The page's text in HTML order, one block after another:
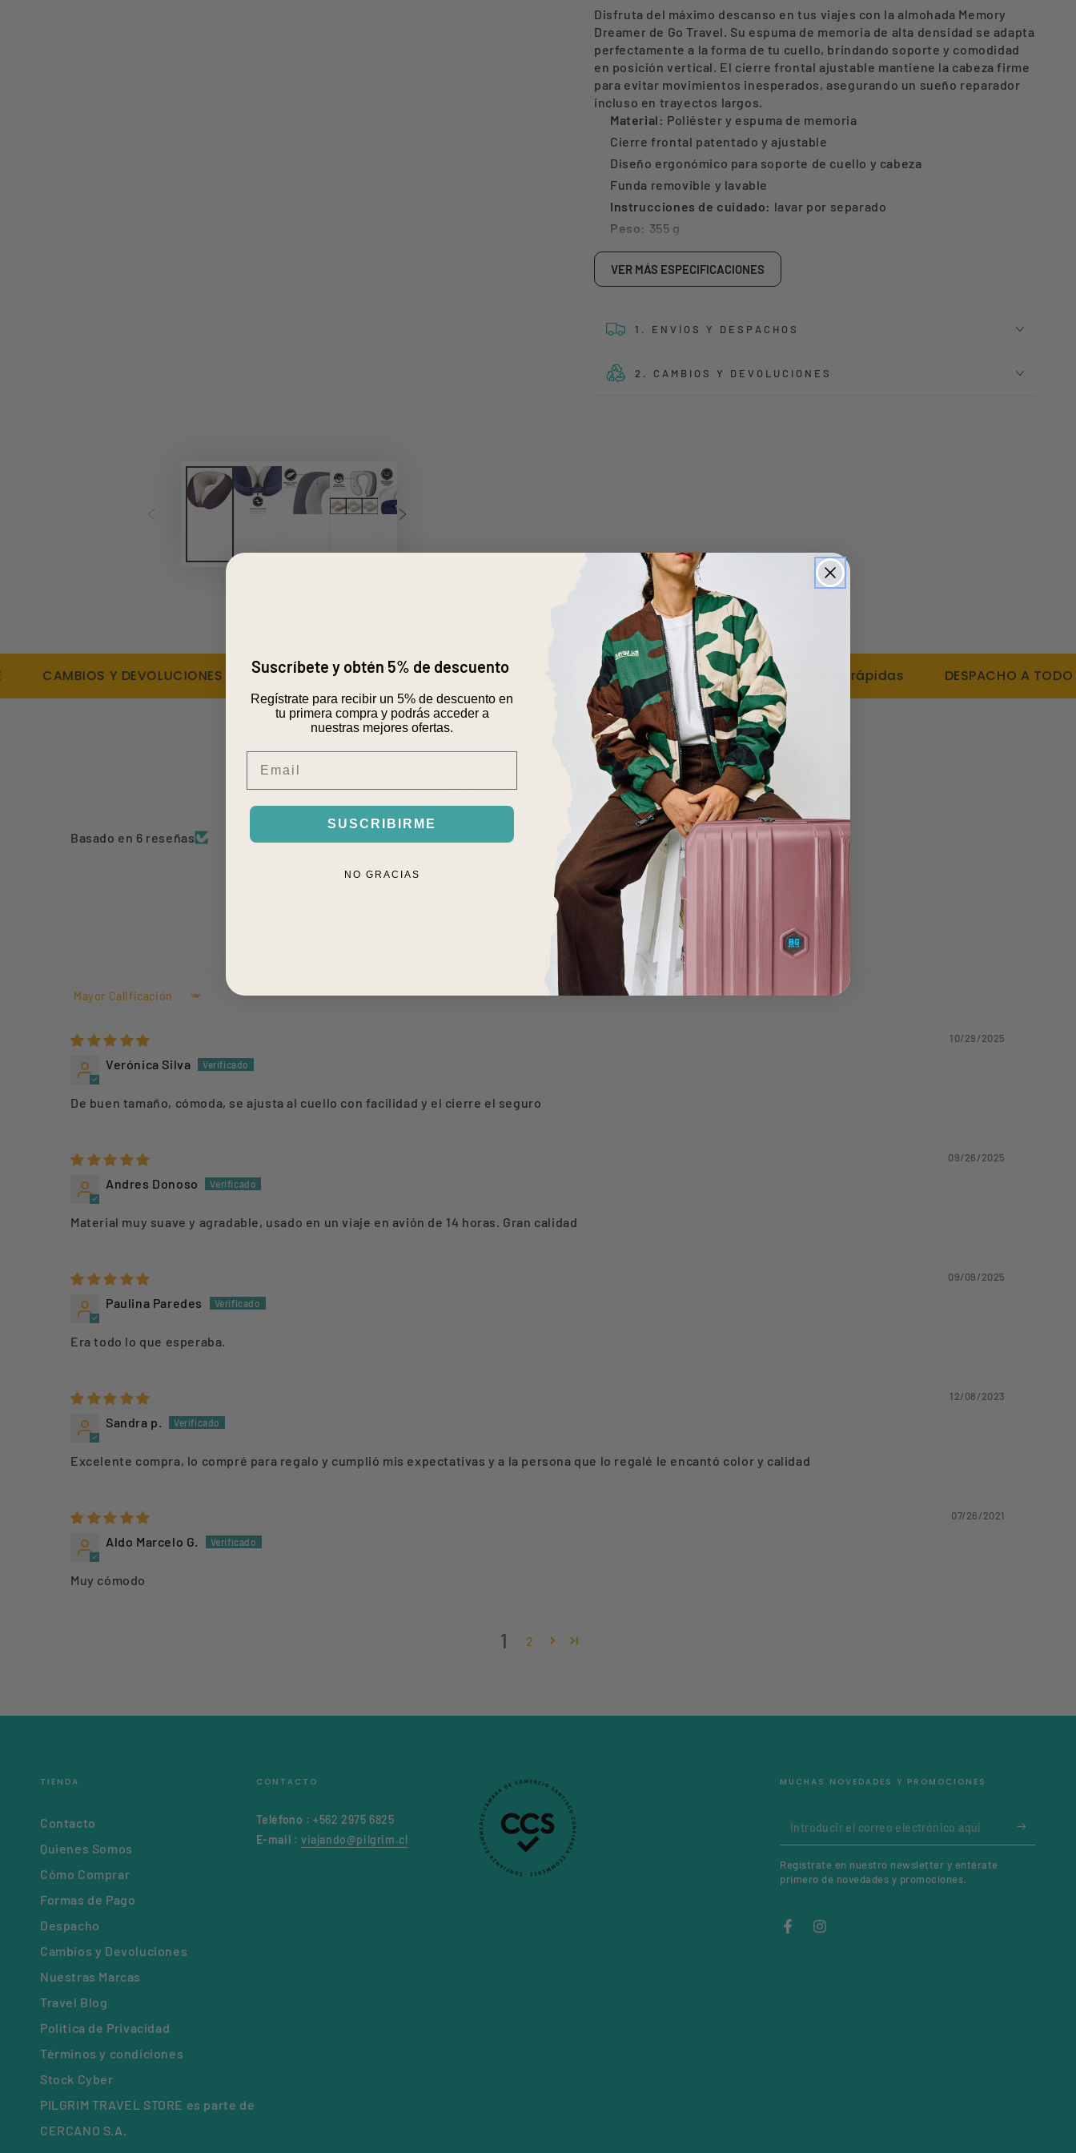
Viaje
Memory
Dreamer
Espuma
Go
Viaje
Memory
Dreamer
Espuma
Go
Disfruta del máximo descanso en tus viajes con la almohada Memory
Dreamer de Go Travel. Su espuma de memoria de alta densidad se adapta
perfectamente a la forma de tu cuello, brindando soporte y comodidad
en posición vertical. El cierre frontal ajustable mantiene la cabeza firme
para evitar movimientos inesperados, asegurando un sueño reparador
incluso en trayectos largos.
Material : Poliéster y espuma de memoria
Cierre frontal patentado y ajustable
Diseño ergonómico para soporte de cuello y cabeza
Funda removible y lavable
Instrucciones de cuidado: lavar por separado
Peso: 355 g
Medidas: 26 x 25,5 x 12,5 cm
Garantía: 6 Meses
VER MÁS ESPECIFICACIONES
1. ENVÍOS Y DESPACHOS
2. CAMBIOS Y DEVOLUCIONES
CAMBIOS Y DEVOLUCIONES simples y rápidas DESPACHO A TODO CHILE CAMBIOS Y DEVOLUCIONES simples y rápidas DESPACHO A TODO CHILE
RESEÑAS DE CLIENTES
5.00 de 5
Basado en 6 reseñas
6
0
0
Sort by
10/29/2025
Verónica Silva
De buen tamaño, cómoda, se ajusta al cuello con facilidad y el cierre el seguro
09/26/2025
Andres Donoso
Material muy suave y agradable, usado en un viaje en avión de 14 horas. Gran calidad
09/09/2025
Paulina Paredes
Era todo lo que esperaba.
12/08/2023
Sandra p.
Excelente compra, lo compré para regalo y cumplió mis expectativas y a la persona que lo regalé le encantó color y calidad
07/26/2021
Aldo Marcelo G.
Muy cómodo
1 2
TIENDA
Contacto
Quienes Somos
Cómo Comprar
Formas de Pago
Despacho
Cambios y Devoluciones
Nuestras Marcas
Travel Blog
Política de Privacidad
Términos y condiciones
Stock Cyber
PILGRIM TRAVEL STORE es parte de
CERCANO S.A.
CONTACTO
Teléfono : +562 2975 6825
E-mail : viajando@pilgrim.cl
MUCHAS NOVEDADES Y PROMOCIONES
Introducir
el
correo
aquí
Regístrate en nuestro newsletter y entérate
primero de novedades y promociones.
FacebookInstagram
Suscríbete y obtén 5% de descuento
Regístrate para recibir un 5% de descuento en
tu primera compra y podrás acceder a
nuestras mejores ofertas.
SUSCRIBIRME
NO GRACIAS